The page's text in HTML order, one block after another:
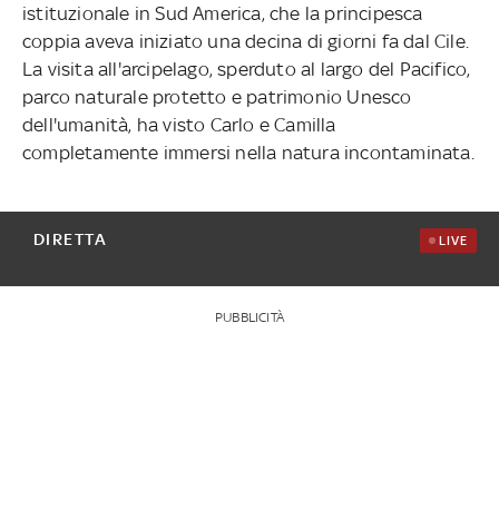
istituzionale in Sud America, che la principesca
coppia aveva iniziato una decina di giorni fa dal Cile.
La visita all'arcipelago, sperduto al largo del Pacifico,
parco naturale protetto e patrimonio Unesco
dell'umanità, ha visto Carlo e Camilla
completamente immersi nella natura incontaminata.
DIRETTA LIVE
PUBBLICITÀ